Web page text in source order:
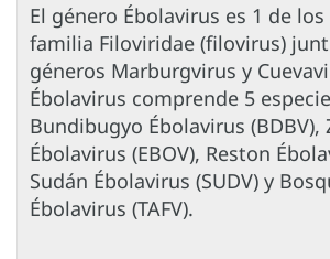
El género Ébolavirus es 1 de
familia Filoviridae (filovirus)
géneros Marburgvirus y
Ébolavirus comprende 5
Bundibugyo Ébolavirus (BDBV),
Ébolavirus (EBOV), Reston
Sudán Ébolavirus (SUDV) y
Ébolavirus (TAFV).